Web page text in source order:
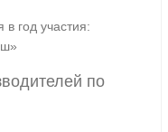
год участия:
по